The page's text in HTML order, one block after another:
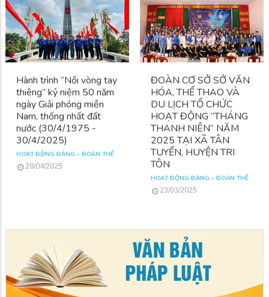
Hành trình “Nối vòng tay
thiêng” kỷ niệm 50 năm
ngày Giải phóng miền
Nam, thống nhất đất
nước (30/4/1975 -
30/4/2025)
HOẠT ĐỘNG ĐẢNG – ĐOÀN THỂ
28/04/2025
ĐOÀN CƠ SỞ SỞ VĂN
HÓA, THỂ THAO VÀ
DU LỊCH TỔ CHỨC
HOẠT ĐỘNG “THÁNG
THANH NIÊN” NĂM
2025 TẠI XÃ TÂN
TUYẾN, HUYỆN TRI
TÔN
HOẠT ĐỘNG ĐẢNG – ĐOÀN THỂ
23/03/2025